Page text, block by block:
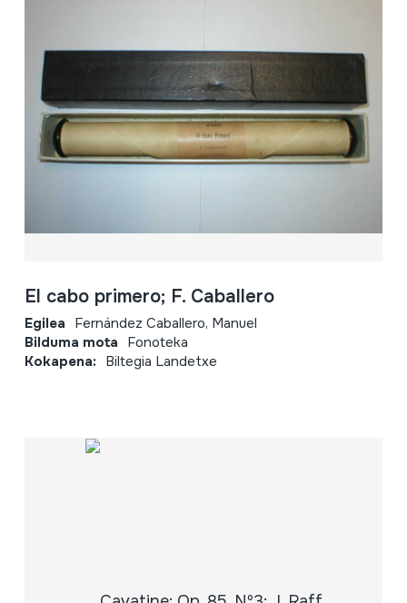
El cabo primero; F. Caballero
Egilea Fernández Caballero, Manuel
Bilduma mota Fonoteka
Kokapena: Biltegia Landetxe